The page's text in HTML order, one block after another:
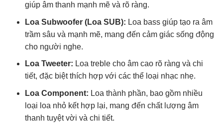
giúp âm thanh mạnh mẽ và rõ ràng.
Loa Subwoofer (Loa SUB): Loa bass giúp tạo ra âm
trầm sâu và mạnh mẽ, mang đến cảm giác sống động
cho người nghe.
Loa Tweeter: Loa treble cho âm cao rõ ràng và chi
tiết, đặc biệt thích hợp với các thể loại nhạc nhẹ.
Loa Component: Loa thành phần, bao gồm nhiều
loại loa nhỏ kết hợp lại, mang đến chất lượng âm
thanh tuyệt vời và chi tiết.